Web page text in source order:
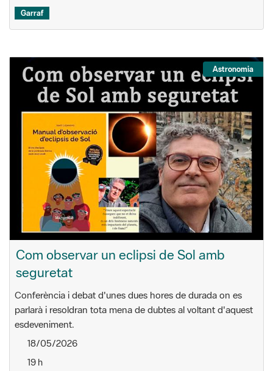
Garraf
Astronomia
Com observar un eclipsi de Sol amb
seguretat
Conferència i debat d'unes dues hores de durada on es
parlarà i resoldran tota mena de dubtes al voltant d'aquest
esdeveniment.
18/05/2026
19 h